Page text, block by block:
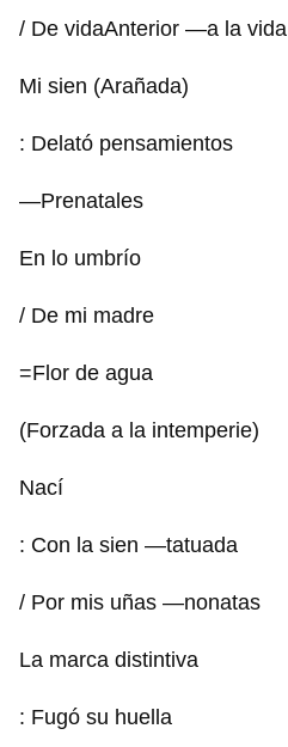
/ De vidaAnterior —a la vida
Mi sien (Arañada)
: Delató pensamientos
—Prenatales
En lo umbrío
/ De mi madre
=Flor de agua
(Forzada a la intemperie)
Nací
: Con la sien —tatuada
/ Por mis uñas —nonatas
La marca distintiva
: Fugó su huella